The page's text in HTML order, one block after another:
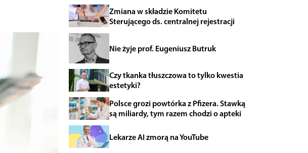
Zmiana w składzie Komitetu
Sterującego ds. centralnej rejestracji
Nie żyje prof. Eugeniusz Butruk
Czy tkanka tłuszczowa to tylko kwestia
estetyki?
Polsce grozi powtórka z Pfizera. Stawką
są miliardy, tym razem chodzi o apteki
Lekarze AI zmorą na YouTube